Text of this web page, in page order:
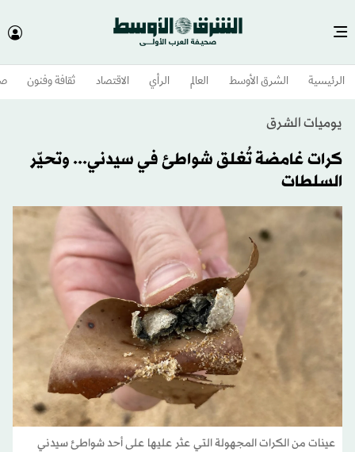
الرئيسية الشرق الأوسط​ العالم الرأي الاقتصاد ثقافة وفنون
يوميات الشرق
كرات غامضة تُغلق شواطئ في سيدني... وتحيّر
السلطات
عينات من الكرات المجهولة التي عثر عليها على أحد شواطئ سيدني